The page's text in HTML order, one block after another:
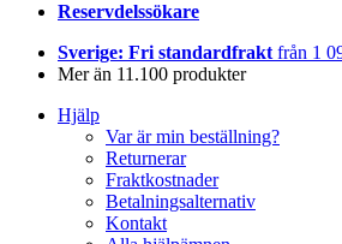
Reservdelssökare
Sverige: Fri standardfrakt från 1
Mer än 11.100 produkter
Hjälp
Var är min beställning?
Returnerar
Fraktkostnader
Betalningsalternativ
Kontakt